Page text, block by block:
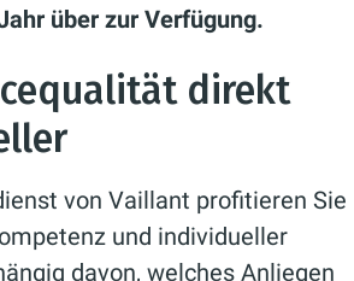
über zur Verfügung.
direkt
von Vaillant profitieren Sie
und individueller
davon, welches Anliegen